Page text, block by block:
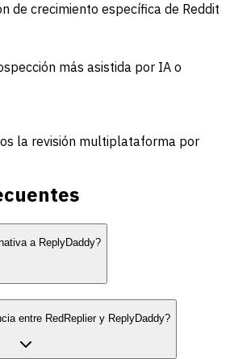
de crecimiento específica de Reddit
más asistida por IA o
la revisión multiplataforma por
a ReplyDaddy?
entre RedReplier y ReplyDaddy?